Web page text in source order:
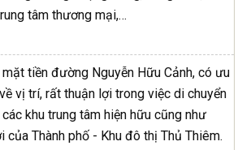
tâm thương mại,…
tiền đường Nguyễn Hữu Cảnh, có ưu
vị trí, rất thuận lợi trong việc di chuyển
khu trung tâm hiện hữu cũng như
của Thành phố - Khu đô thị Thủ Thiêm.